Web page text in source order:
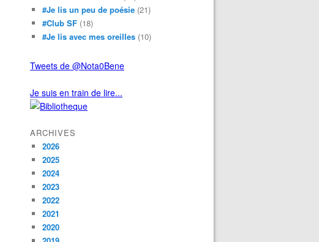
#Je lis un peu de poésie (21)
#Club SF (18)
#Je lis avec mes oreilles (10)
Tweets de @Nota0Bene
Je suis en train de lire...
ARCHIVES
2026
2025
2024
2023
2022
2021
2020